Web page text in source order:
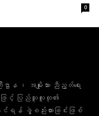
0
ာန ၊ အမျိုးသား ညီညွတ်ရေး
ဖြင့် ပြည်သူလူထု၏
ရန် ဖွဲ့စည်းထားခြင်းဖြစ်